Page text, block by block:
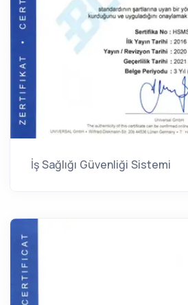
İş Sağlığı Güvenliği Sistemi